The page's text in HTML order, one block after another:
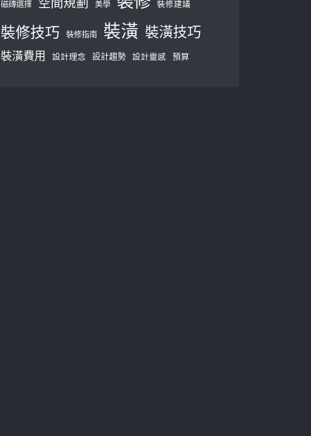
磁磚選擇 美學 裝修建議
裝修技巧 裝修指南 裝潢 裝潢技巧
裝潢費用 設計理念 設計趨勢 設計靈感 預算